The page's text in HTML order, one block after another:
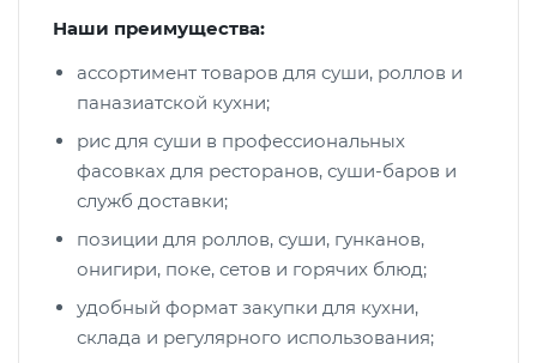
Наши преимущества:
ассортимент товаров для суши, роллов и
паназиатской кухни;
рис для суши в профессиональных
фасовках для ресторанов, суши-баров и
служб доставки;
позиции для роллов, суши, гунканов,
онигири, поке, сетов и горячих блюд;
удобный формат закупки для кухни,
склада и регулярного использования;